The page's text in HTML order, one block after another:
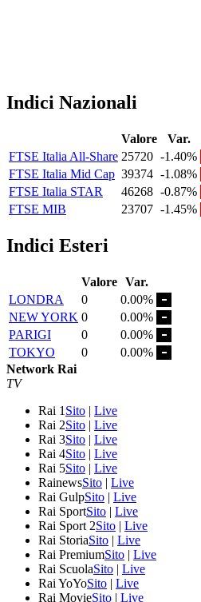
Indici Nazionali
Valore
Var.
FTSE Italia All-Share 25720 -1.40%
FTSE Italia Mid Cap 39374 -1.08%
FTSE Italia STAR
46268 -0.87%
FTSE MIB
23707 -1.45%
Indici Esteri
Valore Var.
LONDRA
0
0.00%
NEW YORK 0
0.00%
PARIGI
0
0.00%
TOKYO
0
0.00%
Network Rai
TV
Rai 1 Sito | Live
Rai 2Sito | Live
Rai 3Sito | Live
Rai 4Sito | Live
Rai 5Sito | Live
RainewsSito | Live
Rai GulpSito | Live
Rai SportSito | Live
Rai Sport 2Sito | Live
Rai StoriaSito | Live
Rai PremiumSito | Live
Rai ScuolaSito | Live
Rai YoYoSito | Live
Rai MovieSito | Live